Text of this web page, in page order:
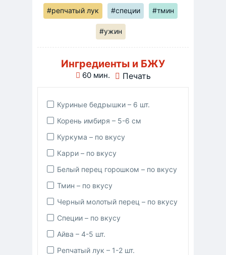
#репчатый лук #специи #тмин
#ужин
Ингредиенты и БЖУ
60 мин. Печать
Куриные бедрышки – 6 шт.
Корень имбиря – 5-6 см
Куркума – по вкусу
Карри – по вкусу
Белый перец горошком – по вкусу
Тмин – по вкусу
Черный молотый перец – по вкусу
Специи – по вкусу
Айва – 4-5 шт.
Репчатый лук – 1-2 шт.